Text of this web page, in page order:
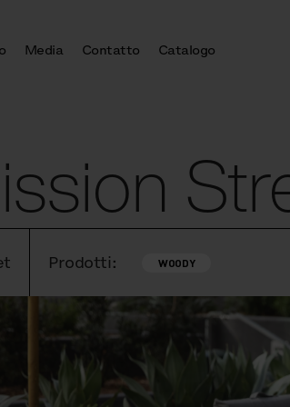
Media Contatto Catalogo
Prodotti: WOODY